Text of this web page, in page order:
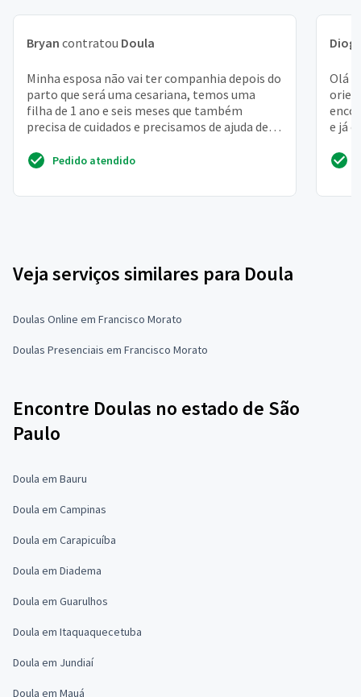
Bryan contratou Doula
Minha esposa não vai ter companhia depois do
parto que será uma cesariana, temos uma
filha de 1 ano e seis meses que também
precisa de cuidados e precisamos de ajuda de
Pedido atendido
Olá
e já
Veja serviços similares para Doula
Doulas Online em Francisco Morato
Doulas Presenciais em Francisco Morato
Encontre Doulas no estado de São
Paulo
Doula em Bauru
Doula em Campinas
Doula em Carapicuíba
Doula em Diadema
Doula em Guarulhos
Doula em Itaquaquecetuba
Doula em Jundiaí
Doula em Mauá